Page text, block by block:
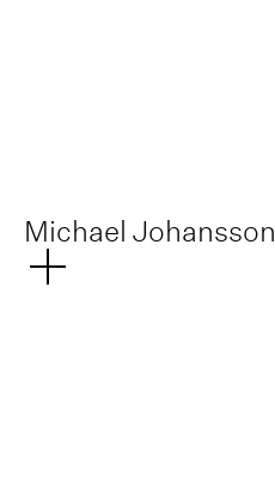
Michael Johansson